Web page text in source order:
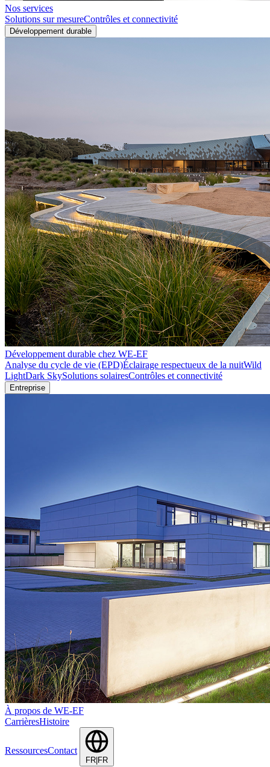
Nos services
Solutions sur mesureContrôles et connectivité
Développement durable
Développement durable chez WE-EF
Analyse du cycle de vie (EPD)Éclairage respectueux de la nuitWild
LightDark SkySolutions solairesContrôles et connectivité
Entreprise
À propos de WE-EF
CarrièresHistoire
RessourcesContact
FR|FR